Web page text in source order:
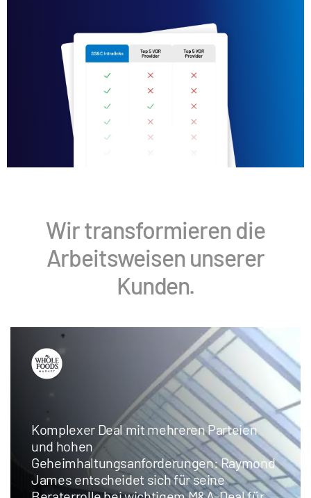
Wir transformieren die
Arbeitsweisen unserer
Kunden.
AI Redaction: Erstklassige
Investmentbank aus Chicago spart beim
Schwärzen von Inhalten mit Artificial
Intelligence Zeit und Geld – und kann